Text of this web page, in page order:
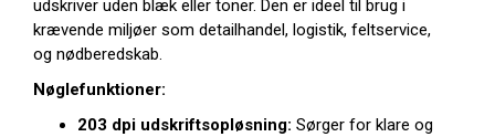
udskriver uden blæk eller toner. Den er ideel til brug i
krævende miljøer som detailhandel, logistik, feltservice,
og nødberedskab.
Nøglefunktioner:
203 dpi udskriftsopløsning: Sørger for klare og